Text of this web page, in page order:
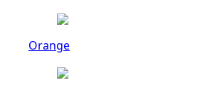
Orange